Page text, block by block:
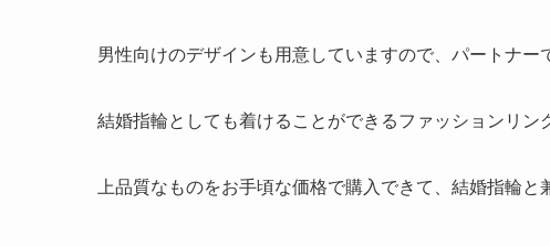
男性向けのデザインも用意していますので、パートナー
結婚指輪としても着けることができるファッションリン
上品質なものをお手頃な価格で購入できて、結婚指輪と